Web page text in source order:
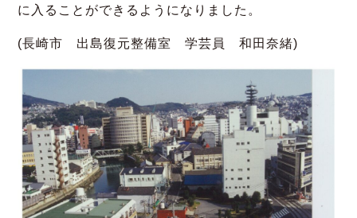
に入ることができるようになりました。
(長崎市 出島復元整備室 学芸員 和田奈緒)